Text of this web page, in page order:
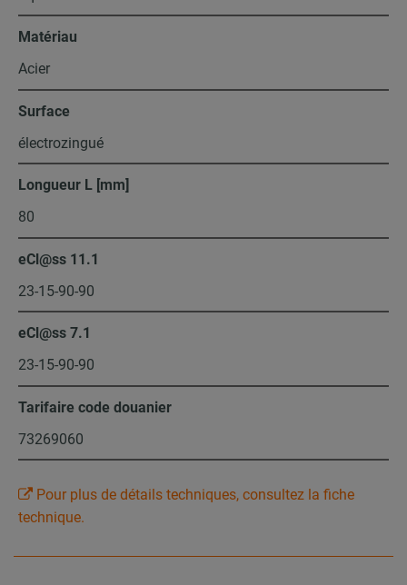
Matériau
Acier
Surface
électrozingué
Longueur L [mm]
80
eCl@ss 11.1
23-15-90-90
eCl@ss 7.1
23-15-90-90
Tarifaire code douanier
73269060
Pour plus de détails techniques, consultez la fiche
technique.